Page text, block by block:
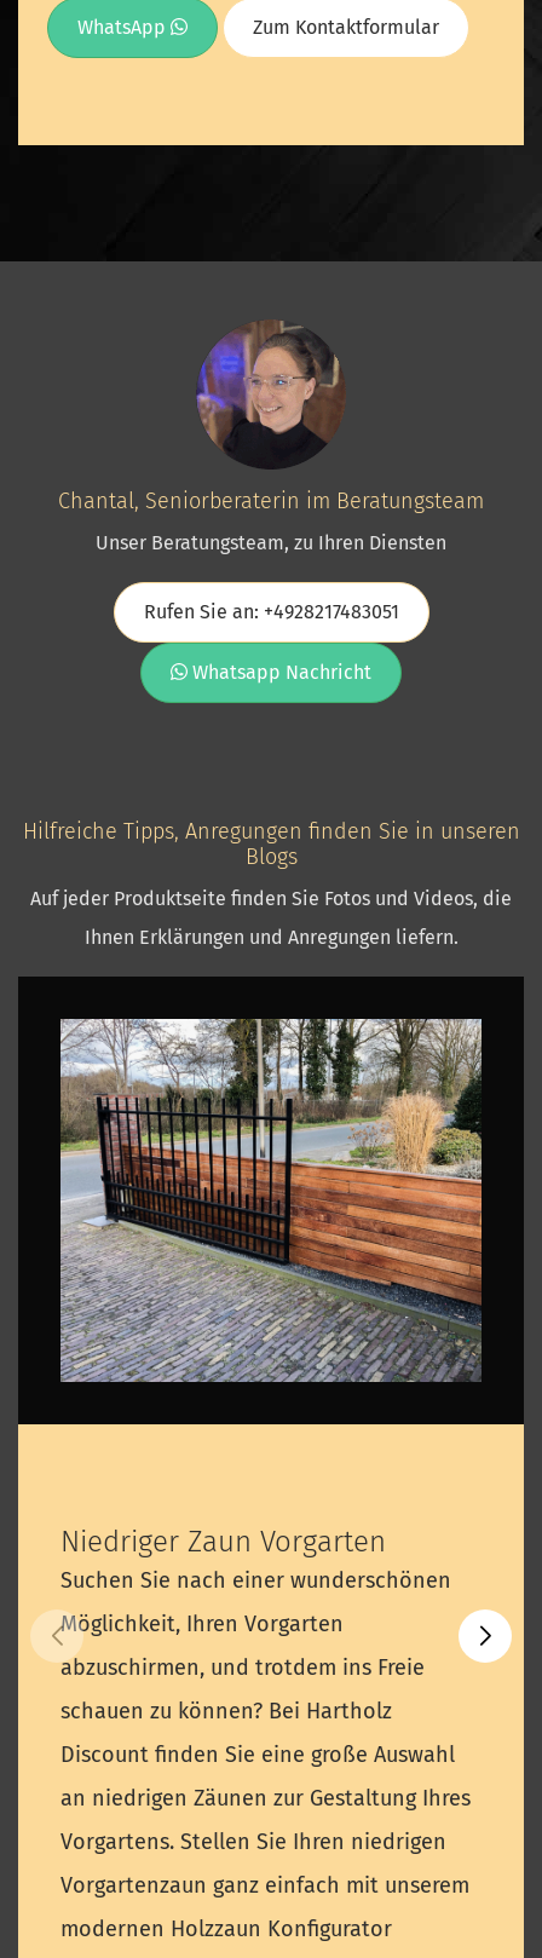
WhatsApp Zum Kontaktformular
Chantal, Seniorberaterin im Beratungsteam
Unser Beratungsteam, zu Ihren Diensten
Rufen Sie an: +4928217483051
Whatsapp Nachricht
Hilfreiche Tipps, Anregungen finden Sie in unseren
Blogs
Auf jeder Produktseite finden Sie Fotos und Videos, die
Ihnen Erklärungen und Anregungen liefern.
Niedriger Zaun Vorgarten
Suchen Sie nach einer wunderschönen
Möglichkeit, Ihren Vorgarten
abzuschirmen, und trotdem ins Freie
schauen zu können? Bei Hartholz
Discount finden Sie eine große Auswahl
an niedrigen Zäunen zur Gestaltung Ihres
Vorgartens. Stellen Sie Ihren niedrigen
Vorgartenzaun ganz einfach mit unserem
modernen Holzzaun Konfigurator